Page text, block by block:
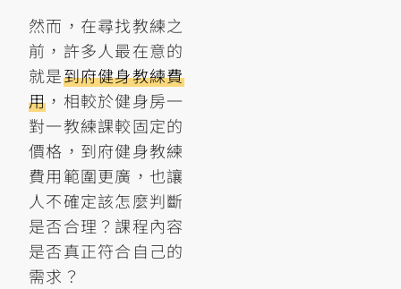
然而，在尋找教練之
前，許多人最在意的
就是到府健身教練費
用 ，相較於健身房一
對一教練課較固定的
價格，到府健身教練
費用範圍更廣，也讓
人不確定該怎麼判斷
是否合理？課程內容
是否真正符合自己的
需求？